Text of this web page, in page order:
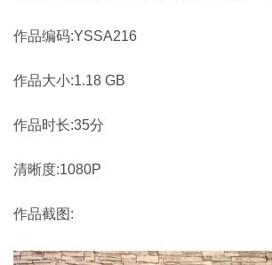
作品编码:YSSA216
作品大小:1.18 GB
作品时长:35分
清晰度:1080P
作品截图: